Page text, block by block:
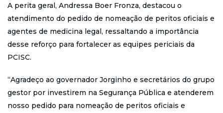
A perita geral, Andressa Boer Fronza, destacou o
atendimento do pedido de nomeação de peritos oficiais e
agentes de medicina legal, ressaltando a importância
desse reforço para fortalecer as equipes periciais da
PCISC.
“Agradeço ao governador Jorginho e secretários do grupo
gestor por investirem na Segurança Pública e atenderem
nosso pedido para nomeação de peritos oficiais e